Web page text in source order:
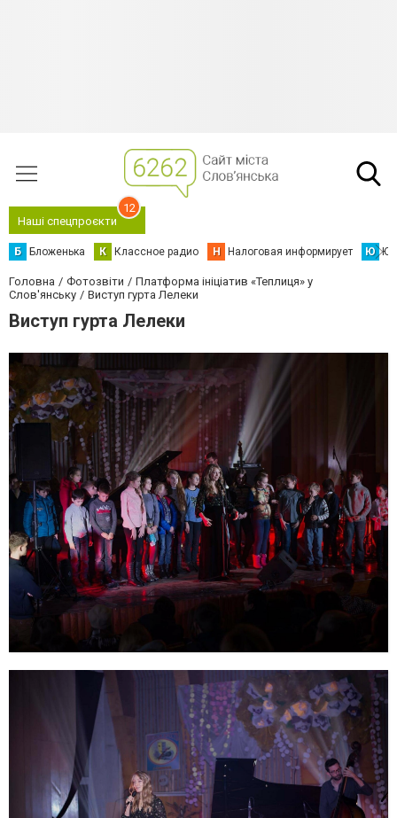
Наші спецпроєкти
12
Б Бложенька К Классное радио Н Налоговая информирует Ю
Головна Фотозвіти
Платформа ініціатив «Теплиця» у
Слов'янську
Виступ гурта Лелеки
Виступ гурта Лелеки